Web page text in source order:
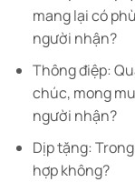
mang lại có
người nhận?
Thông điệp:
chúc, mong
người nhận?
Dịp tặng:
hợp không?